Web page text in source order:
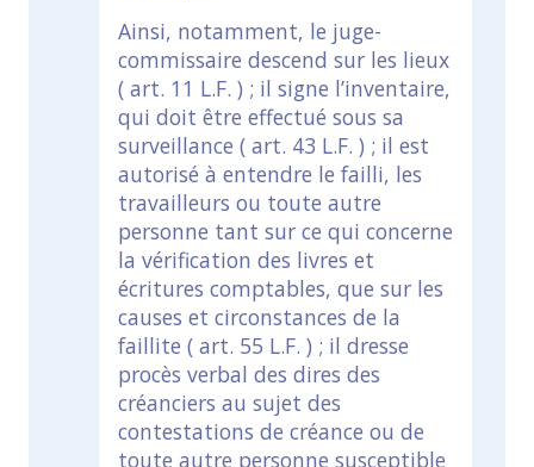
Ainsi, notamment, le juge-
commissaire descend sur les lieux
( art. 11 L.F. ) ; il signe l’inventaire,
qui doit être effectué sous sa
surveillance ( art. 43 L.F. ) ; il est
autorisé à entendre le failli, les
travailleurs ou toute autre
personne tant sur ce qui concerne
la vérification des livres et
écritures comptables, que sur les
causes et circonstances de la
faillite ( art. 55 L.F. ) ; il dresse
procès verbal des dires des
créanciers au sujet des
contestations de créance ou de
toute autre personne susceptible